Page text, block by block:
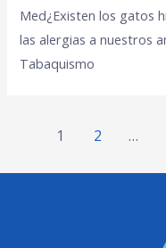
Med¿Existen los gatos
las alergias a nuestros
Tabaquismo
1 2 …